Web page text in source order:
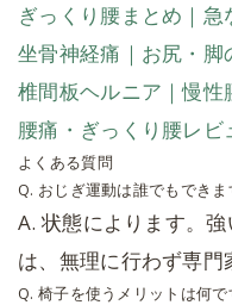
ぎっくり腰まとめ｜
坐骨神経痛｜お尻・脚
椎間板ヘルニア｜慢性
腰痛・ぎっくり腰レビ
よくある質問
Q. おじぎ運動は誰でもできま
A. 状態によります。
は、無理に行わず専門
Q. 椅子を使うメリットは何で